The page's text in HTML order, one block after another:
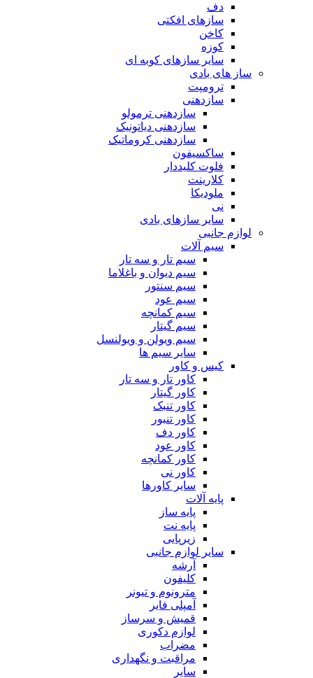
دف
سازهای افکتی
کاخن
کوزه
سایر سازهای کوبه ای
ساز های بادی
ترومپت
سازدهنی
سازدهنی ترمولو
سازدهنی دیاتونیک
سازدهنی کروماتیک
ساکسیفون
فلوت کلیددار
کلارینت
ملودیکا
نی
سایر سازهای بادی
لوازم جانبی
سیم آلات
سیم تار و سه تار
سیم دیوان و باغلاما
سیم سنتور
سیم عود
سیم کمانچه
سیم گیتار
سیم ویولن و ویولنسل
سایر سیم ها
کیس و کاور
کاور تار و سه تار
کاور گیتار
کاور تنبک
کاور تنبور
کاور دف
کاور عود
کاور کمانچه
کاور نی
سایر کاورها
پایه آلات
پایه ساز
پایه نت
زیرپایی
سایر لوازم جانبی
آرشه
کلیفون
مترونوم و تیونر
آمپلی فایر
قمیش و سرساز
لوازم دکوری
مضراب
مراقبت و نگهداری
سایر